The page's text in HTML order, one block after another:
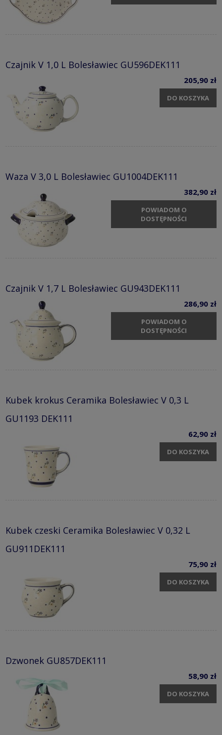
Czajnik V 1,0 L Bolesławiec GU596DEK111
205,90 zł
DO KOSZYKA
Waza V 3,0 L Bolesławiec GU1004DEK111
382,90 zł
POWIADOM O
DOSTĘPNOŚCI
Czajnik V 1,7 L Bolesławiec GU943DEK111
286,90 zł
POWIADOM O
DOSTĘPNOŚCI
Kubek krokus Ceramika Bolesławiec V 0,3 L
GU1193 DEK111
62,90 zł
DO KOSZYKA
Kubek czeski Ceramika Bolesławiec V 0,32 L
GU911DEK111
75,90 zł
DO KOSZYKA
Dzwonek GU857DEK111
58,90 zł
DO KOSZYKA